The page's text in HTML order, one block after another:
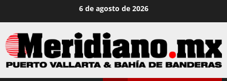
contenido
6 de agosto de 2026